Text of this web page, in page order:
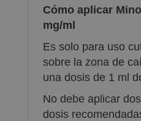
Cómo aplicar
mg/ml
Es solo para uso
sobre la zona de
una dosis de 1 ml
No debe aplicar
dosis